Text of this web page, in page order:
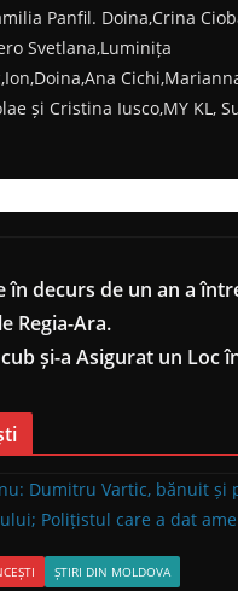
Panfil. Doina,Crina
Svetlana,Luminița
și Cristina Iusco,MY KL,
în decurs de un an a
Regia-Ara.
și-a Asigurat un Loc
ȘTIRI DIN MOLDOVA